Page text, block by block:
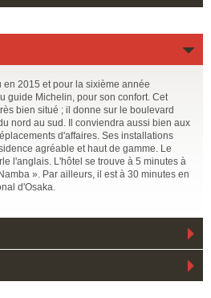
en 2015 et pour la sixième année
guide Michelin, pour son confort. Cet
bien situé ; il donne sur le boulevard
nord au sud. Il conviendra aussi bien aux
d'affaires. Ses installations
agréable et haut de gamme. Le
l'anglais. L'hôtel se trouve à 5 minutes à
». Par ailleurs, il est à 30 minutes en
d'Osaka.